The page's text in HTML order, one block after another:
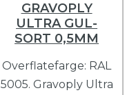
GRAVOPLY
ULTRA GUL-
SORT 0,5MM
Overflatefarge: RAL
5005. Gravoply Ultra